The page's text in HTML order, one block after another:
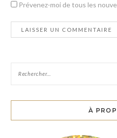
Prévenez-moi de tous les
À